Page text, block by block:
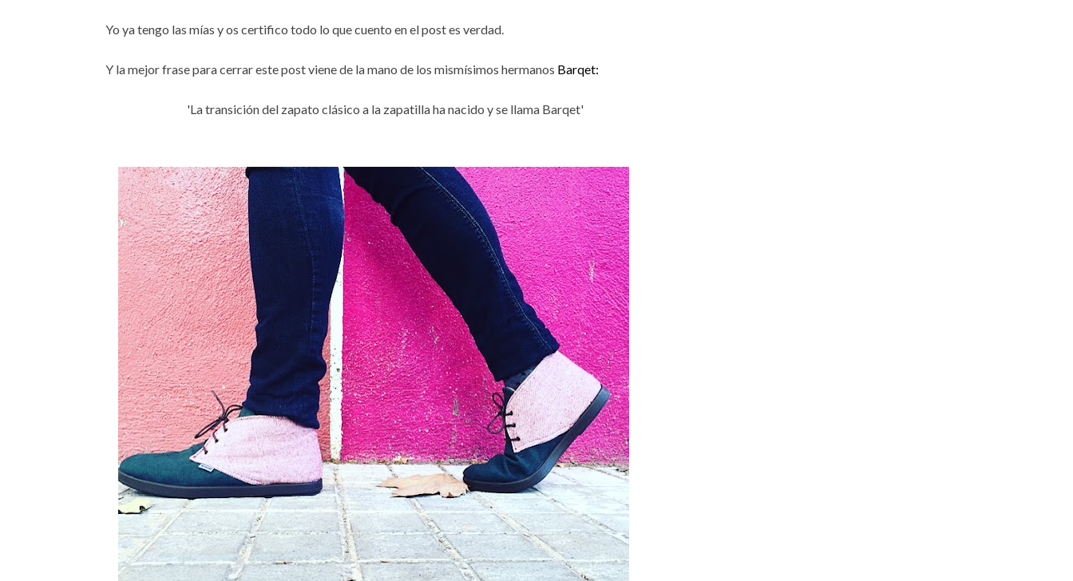
Yo ya tengo las mías y os certifico todo lo que cuento en el post es verdad.
Y la mejor frase para cerrar este post viene de la mano de los mismísimos hermanos Barqet:
'La transición del zapato clásico a la zapatilla ha nacido y se llama Barqet'